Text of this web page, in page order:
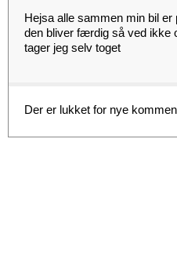
Hejsa alle sammen min bil
den bliver færdig så ved ikke
tager jeg selv toget
Der er lukket for nye